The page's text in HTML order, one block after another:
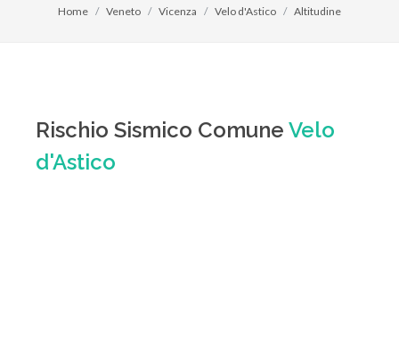
Home Veneto Vicenza Velo d'Astico Altitudine
Rischio Sismico Comune Velo
d'Astico